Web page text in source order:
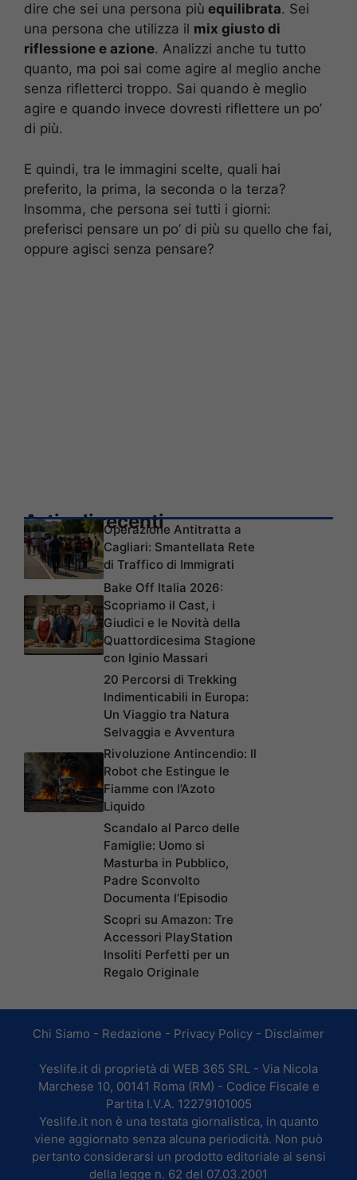
dire che sei una persona più equilibrata. Sei
una persona che utilizza il mix giusto di
riflessione e azione. Analizzi anche tu tutto
quanto, ma poi sai come agire al meglio anche
senza rifletterci troppo. Sai quando è meglio
agire e quando invece dovresti riflettere un po’
di più.
E quindi, tra le immagini scelte, quali hai
preferito, la prima, la seconda o la terza?
Insomma, che persona sei tutti i giorni:
preferisci pensare un po’ di più su quello che fai,
oppure agisci senza pensare?
Articoli recentiOperazione Antitratta a
Cagliari: Smantellata Rete
di Traffico di Immigrati
Bake Off Italia 2026:
Scopriamo il Cast, i
Giudici e le Novità della
Quattordicesima Stagione
con Iginio Massari
20 Percorsi di Trekking
Indimenticabili in Europa:
Un Viaggio tra Natura
Selvaggia e Avventura
Rivoluzione Antincendio: Il
Robot che Estingue le
Fiamme con l’Azoto
Liquido
Scandalo al Parco delle
Famiglie: Uomo si
Masturba in Pubblico,
Padre Sconvolto
Documenta l’Episodio
Scopri su Amazon: Tre
Accessori PlayStation
Insoliti Perfetti per un
Regalo Originale
Chi Siamo - Redazione - Privacy Policy - Disclaimer
Yeslife.it di proprietà di WEB 365 SRL - Via Nicola
Marchese 10, 00141 Roma (RM) - Codice Fiscale e
Partita I.V.A. 12279101005
Yeslife.it non è una testata giornalistica, in quanto
viene aggiornato senza alcuna periodicità. Non può
pertanto considerarsi un prodotto editoriale ai sensi
della legge n. 62 del 07.03.2001